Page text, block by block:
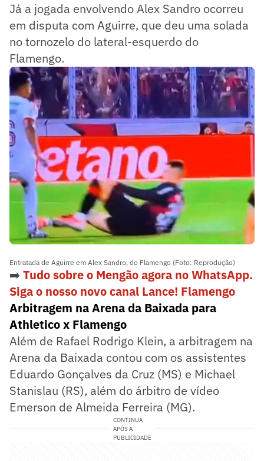
Já a jogada envolvendo Alex Sandro ocorreu
em disputa com Aguirre, que deu uma solada
no tornozelo do lateral-esquerdo do
Flamengo.
Entratada de Aguirre em Alex Sandro, do Flamengo (Foto: Reprodução)
➡️ Tudo sobre o Mengão agora no WhatsApp.
Siga o nosso novo canal Lance! Flamengo
Arbitragem na Arena da Baixada para
Athletico x Flamengo
Além de Rafael Rodrigo Klein, a arbitragem na
Arena da Baixada contou com os assistentes
Eduardo Gonçalves da Cruz (MS) e Michael
Stanislau (RS), além do árbitro de vídeo
Emerson de Almeida Ferreira (MG).
CONTINUA
APÓS A
PUBLICIDADE